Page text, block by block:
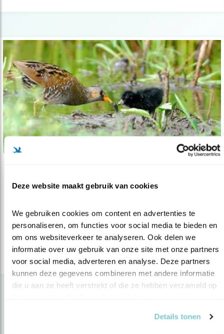
Deze website maakt gebruik van cookies
We gebruiken cookies om content en advertenties te
personaliseren, om functies voor social media te bieden en
om ons websiteverkeer te analyseren. Ook delen we
informatie over uw gebruik van onze site met onze partners
voor social media, adverteren en analyse. Deze partners
kunnen deze gegevens combineren met andere informatie
die u aan ze heeft verstrekt of die ze hebben verzameld op
Details tonen
Kuikens kijken: 14 vertederende vogels
worden, op de foto of in het echt!
lees meer